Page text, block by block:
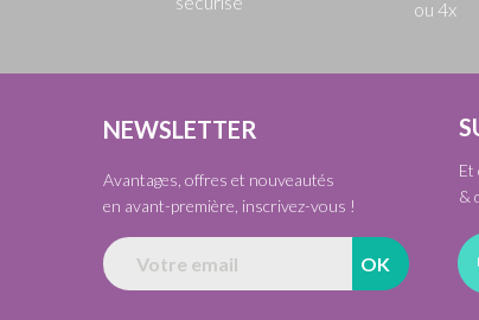
ou 4x
NEWSLETTER
Avantages, offres et nouveautés
en avant-première, inscrivez-vous !
Et
&